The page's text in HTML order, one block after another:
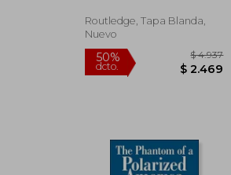
Routledge, Tapa Blanda,
Nuevo